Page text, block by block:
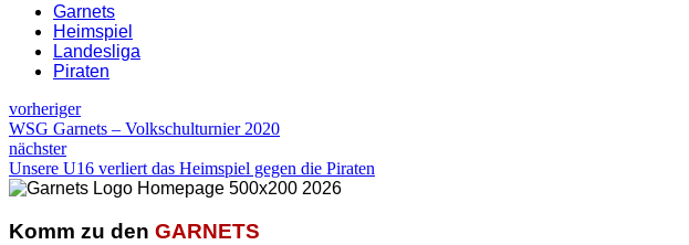
Garnets
Heimspiel
Landesliga
Piraten
vorheriger
WSG Garnets – Volkschulturnier 2020
nächster
Unsere U16 verliert das Heimspiel gegen die Piraten
Komm zu den GARNETS